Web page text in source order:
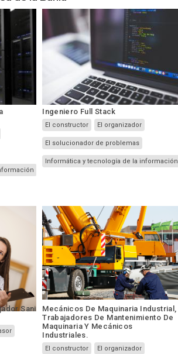
Ingeniero Full Stack
El constructor El organizador
El solucionador de problemas
Informática y tecnología de la información
SanitarioMecánicos De Maquinaria Industrial,
Trabajadores De Mantenimiento De
Maquinaria Y Mecánicos
Industriales.
El constructor El organizador